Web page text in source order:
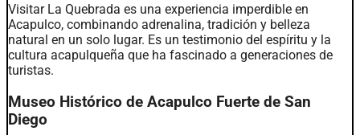
Visitar La Quebrada es una experiencia imperdible en
Acapulco, combinando adrenalina, tradición y belleza
natural en un solo lugar. Es un testimonio del espíritu y la
cultura acapulqueña que ha fascinado a generaciones de
turistas.
Museo Histórico de Acapulco Fuerte de San
Diego